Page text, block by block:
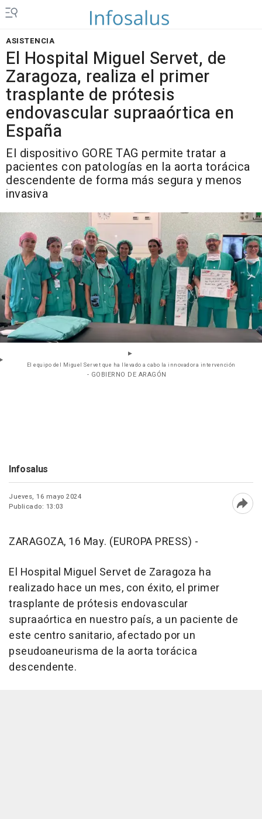
ASISTENCIA
El Hospital Miguel Servet, de
Zaragoza, realiza el primer
trasplante de prótesis
endovascular supraaórtica en
España
El dispositivo GORE TAG permite tratar a
pacientes con patologías en la aorta torácica
descendente de forma más segura y menos
invasiva
El equipo del Miguel Servet que ha llevado a cabo la innovadora intervención
- GOBIERNO DE ARAGÓN
Infosalus
Jueves, 16 mayo 2024
Publicado: 13:03
ZARAGOZA, 16 May. (EUROPA PRESS) -
El Hospital Miguel Servet de Zaragoza ha
realizado hace un mes, con éxito, el primer
trasplante de prótesis endovascular
supraaórtica en nuestro país, a un paciente de
este centro sanitario, afectado por un
pseudoaneurisma de la aorta torácica
descendente.